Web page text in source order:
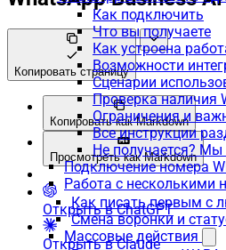
Как подключить
Что вы получаете
Как устроена
Возможности
Сценарии
Проверка наличия
Ограничения и
Все инструкции
Не получается?
Подключение номера
Работа с несколькими
Как писать первым с
Смена воронки и
Массовые действия
Копировать страницу
Копировать как Markdown
Просмотреть как Markdown
Открыть в ChatGPT
Открыть в Claude